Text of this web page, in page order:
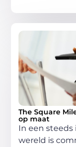
The Square
op maat
In een
wereld is